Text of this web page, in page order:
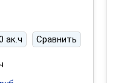
ак.ч Сравнить